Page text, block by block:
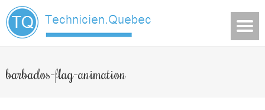
barbados-flag-animation